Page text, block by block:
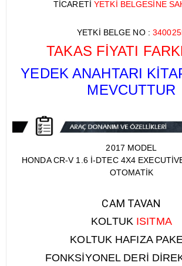
TİCARETİ YETKİ BELGESİNE
YETKİ BELGE NO :
TAKAS FİYATI
YEDEK ANAHTARI
MEVCUTTUR
2017 MODEL
HONDA CR-V 1.6 İ-DTEC 4X4
OTOMATİK
CAM TAVAN
KOLTUK ISITMA
KOLTUK HAFIZA
FONKSİYONEL DERİ